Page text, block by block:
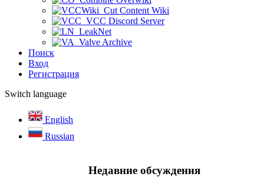
Cut Content Wiki
VCC Discord Server
LeakNet
Valve Archive
Поиск
Вход
Регистрация
Switch language
English
Russian
Недавние обсуждения